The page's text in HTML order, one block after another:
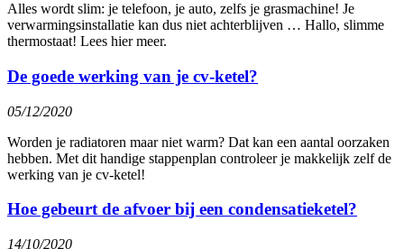
Alles wordt slim: je telefoon, je auto, zelfs je grasmachine! Je
verwarmingsinstallatie kan dus niet achterblijven … Hallo, slimme
thermostaat! Lees hier meer.
De goede werking van je cv-ketel?
05/12/2020
Worden je radiatoren maar niet warm? Dat kan een aantal oorzaken
hebben. Met dit handige stappenplan controleer je makkelijk zelf de
werking van je cv-ketel!
Hoe gebeurt de afvoer bij een condensatieketel?
14/10/2020